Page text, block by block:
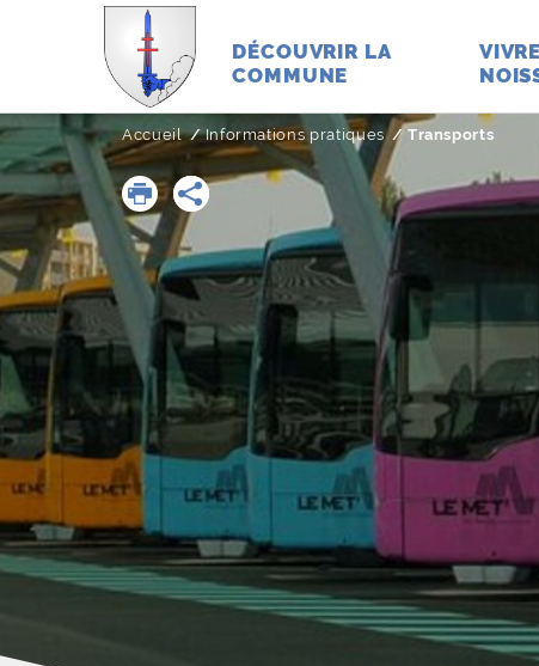
DÉCOUVRIR LA
COMMUNE
Accueil Informations pratiques Page active :
Transports